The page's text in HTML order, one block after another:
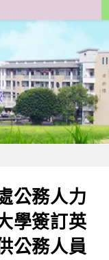
公務人力
學簽訂英
公務人員